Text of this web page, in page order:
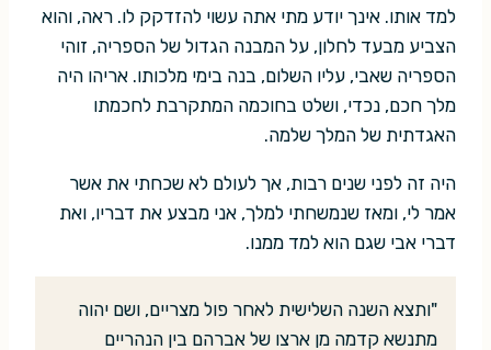
למד אותו. אינך יודע מתי אתה עשוי להזדקק לו. ראה, והוא
הצביע מבעד לחלון, על המבנה הגדול של הספריה, זוהי
הספריה שאבי, עליו השלום, בנה בימי מלכותו. אריהו היה
מלך חכם, נכדי, ושלט בחוכמה המתקרבת לחכמתו
האגדתית של המלך שלמה.
היה זה לפני שנים רבות, אך לעולם לא שכחתי את אשר
אמר לי, ומאז שנמשחתי למלך, אני מבצע את דבריו, ואת
דברי אבי שגם הוא למד ממנו.
"ותצא השנה השלישית לאחר פול מצריים, ושם יהוה
מתנשא קדמה מן ארצו של אברהם בין הנהריים